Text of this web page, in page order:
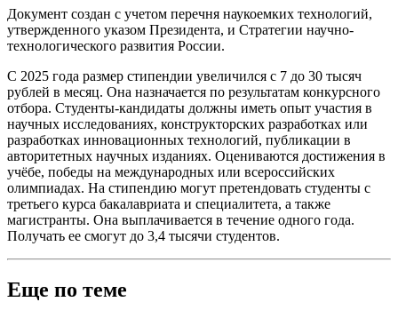
Документ создан с учетом перечня наукоемких технологий,
утвержденного указом Президента, и Стратегии научно-
технологического развития России.
С 2025 года размер стипендии увеличился с 7 до 30 тысяч
рублей в месяц. Она назначается по результатам конкурсного
отбора. Студенты-кандидаты должны иметь опыт участия в
научных исследованиях, конструкторских разработках или
разработках инновационных технологий, публикации в
авторитетных научных изданиях. Оцениваются достижения в
учёбе, победы на международных или всероссийских
олимпиадах. На стипендию могут претендовать студенты с
третьего курса бакалавриата и специалитета, а также
магистранты. Она выплачивается в течение одного года.
Получать ее смогут до 3,4 тысячи студентов.
Еще по теме